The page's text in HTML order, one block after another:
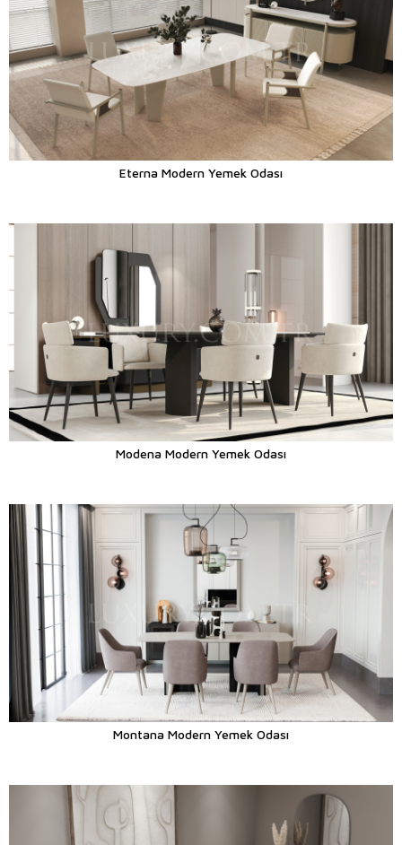
Eterna Modern Yemek Odası
Modena Modern Yemek Odası
Montana Modern Yemek Odası